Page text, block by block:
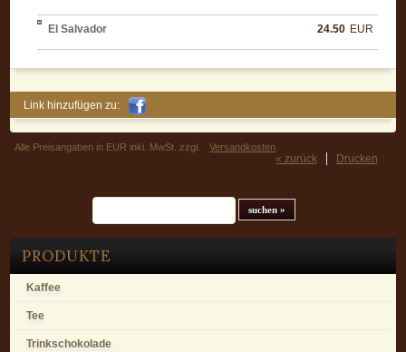
PRODUKTE
Kaffee
Tee
Trinkschokolade
El Salvador 24.50 EUR
Link hinzufügen zu:
Alle Preisangaben in EUR inkl. MwSt. zzgl. Versandkosten
Drucken
« zurück